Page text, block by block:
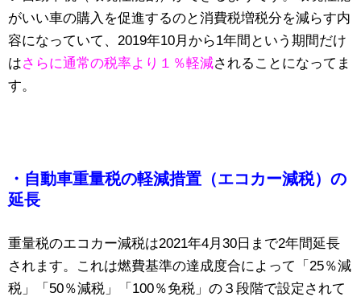
がいい車の購入を促進するのと消費税増税分を減らす内
容になっていて、2019年10月から1年間という期間だけ
はさらに通常の税率より１％軽減されることになってま
す。
・自動車重量税の軽減措置（エコカー減税）の
延長
重量税のエコカー減税は2021年4月30日まで2年間延長
されます。これは燃費基準の達成度合によって「25％減
税」「50％減税」「100％免税」の３段階で設定されて